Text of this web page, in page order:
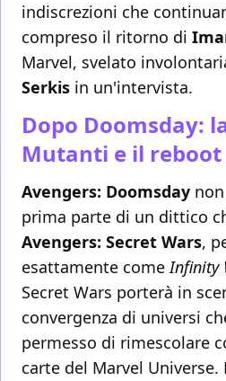
indiscrezioni che
compreso il ritorno di
Marvel, svelato
Serkis in un'intervista.
Dopo Doomsday:
Mutanti e il
Avengers: Doomsday
prima parte di un dittico
Avengers: Secret Wars,
esattamente comeInfinity
Secret Wars porterà in
convergenza di universi
permesso di rimescolare
carte del Marvel Universe.